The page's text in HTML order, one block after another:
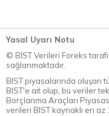
Yasal Uyarı Notu
© BİST Verileri Foreks
sağlanmaktadır.
BIST piyasalarında oluşan
BIST'e ait olup, bu veriler
Borçlanma Araçları
verileri BIST kaynaklı en